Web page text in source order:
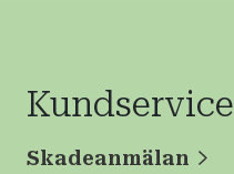
Kundservice
Skadeanmälan